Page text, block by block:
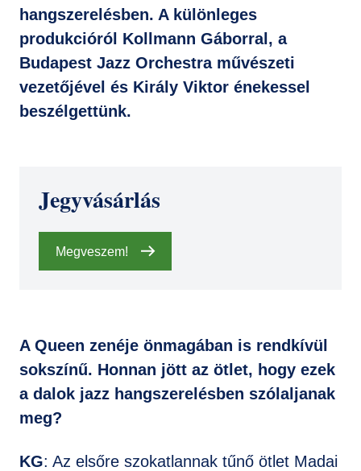
hangszerelésben. A különleges
produkcióról Kollmann Gáborral, a
Budapest Jazz Orchestra művészeti
vezetőjével és Király Viktor énekessel
beszélgettünk.
Jegyvásárlás
Megveszem!
A Queen zenéje önmagában is rendkívül
sokszínű. Honnan jött az ötlet, hogy ezek
a dalok jazz hangszerelésben szólaljanak
meg?
KG: Az elsőre szokatlannak tűnő ötlet Madai